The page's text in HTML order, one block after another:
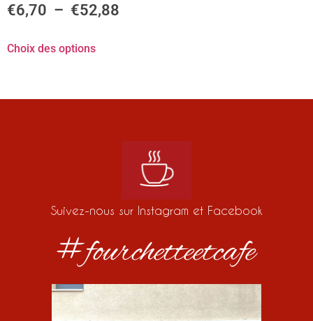
€6,70 – €52,88
Choix des options
Suivez-nous sur Instagram et Facebook
#fourchetteetcafe